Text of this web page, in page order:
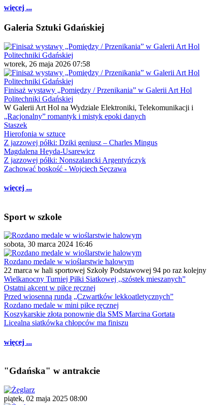
więcej ...
Galeria Sztuki Gdańskiej
wtorek, 26 maja 2026 07:58
Finisaż wystawy „Pomiędzy / Przenikania” w Galerii Art Hol
Politechniki Gdańskiej
W Galerii Art Hol na Wydziale Elektroniki, Telekomunikacji i
„Racjonalny” romantyk i mistyk epoki danych
Staszek
Hierofonia w sztuce
Z jazzowej półki: Dziki geniusz – Charles Mingus
Magdalena Heyda-Usarewicz
Z jazzowej półki: Nonszalancki Argentyńczyk
Zachować boskość - Wojciech Sęczawa
więcej ...
Sport w szkole
sobota, 30 marca 2024 16:46
Rozdano medale w wioślarstwie halowym
22 marca w hali sportowej Szkoły Podstawowej 94 po raz kolejny
Wielkanocny Turniej Piłki Siatkowej ,,szóstek mieszanych”
Ostatni akcent w piłce ręcznej
Przed wiosenną rundą „Czwartków lekkoatletycznych”
Rozdano medale w mini piłce ręcznej
Koszykarskie złota ponownie dla SMS Marcina Gortata
Licealna siatkówka chłopców ma finiszu
więcej ...
"Gdańska" w antrakcie
piątek, 02 maja 2025 08:00